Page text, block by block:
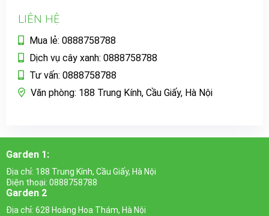
LIÊN HỆ
Mua lẻ: 0888758788
Dịch vụ cây xanh: 0888758788
Tư vấn: 0888758788
Văn phòng: 188 Trung Kính, Cầu Giấy, Hà Nội
Garden 1:
Địa chỉ: 188 Trung Kính, Cầu Giấy, Hà Nội
Điện thoại: 0888758788
Garden 2
Địa chỉ: 628 Hoàng Hoa Thám, Hà Nội